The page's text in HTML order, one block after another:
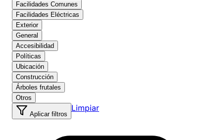
Facilidades Comunes
Facilidades Eléctricas
Exterior
General
Accesibilidad
Políticas
Ubicación
Construcción
Árboles frutales
Otros
Aplicar filtros
Limpiar